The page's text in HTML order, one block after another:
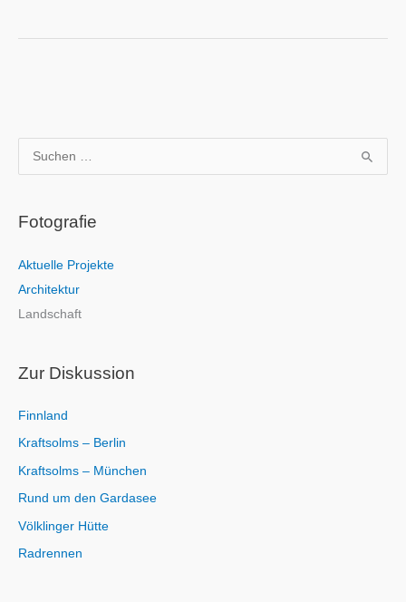
u
h
n
n
a
h
Fotografie
Aktuelle Projekte
Architektur
Landschaft
Zur Diskussion
Finnland
Kraftsolms – Berlin
Kraftsolms – München
Rund um den Gardasee
Völklinger Hütte
Radrennen